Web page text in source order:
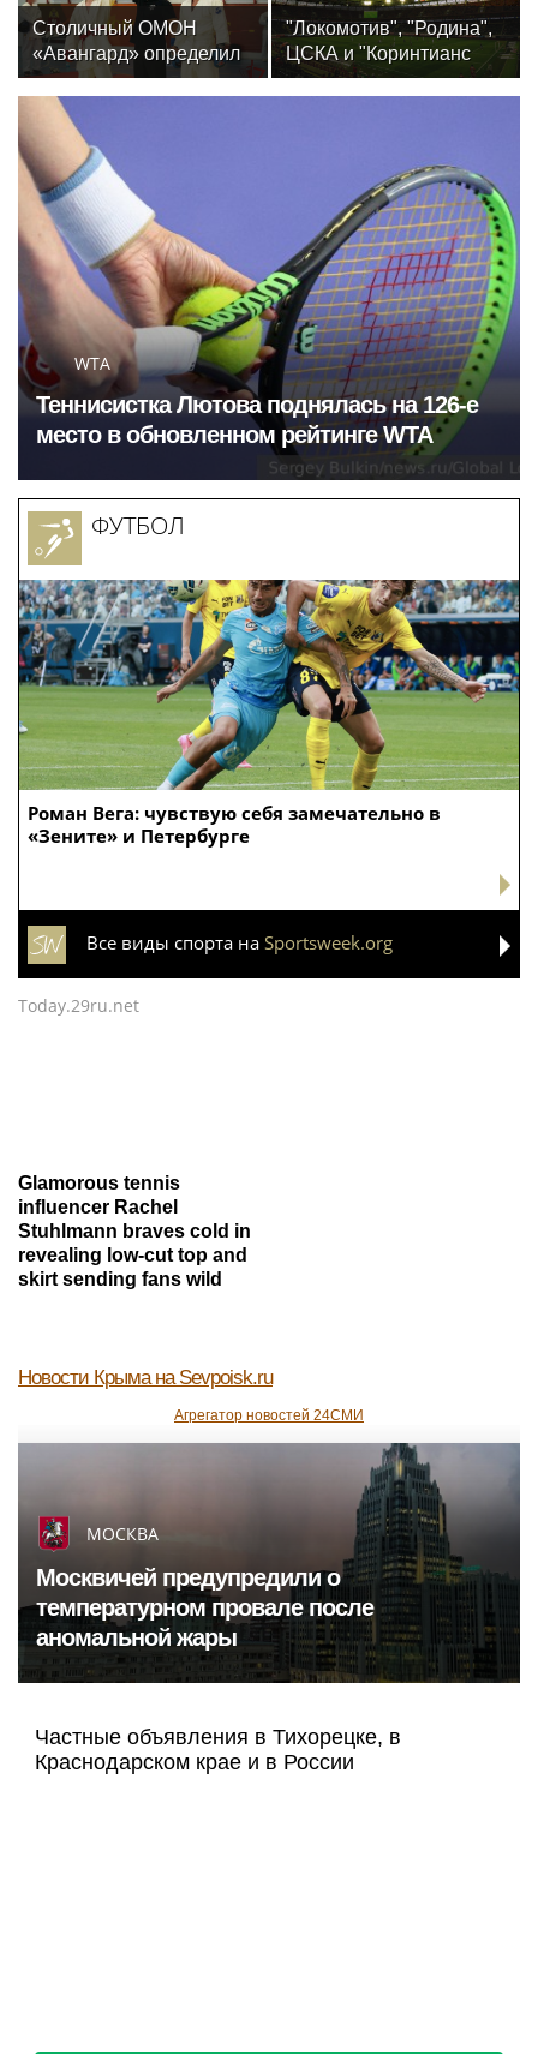
специалистов
индустрии здоровья
Столичный ОМОН
«Авангард» определил
лучших в рукопашном
бою
"Локомотив", "Родина",
ЦСКА и "Коринтианс
Паулиста" разыграют
WTA
Теннисистка Лютова поднялась на 126-е
место в обновленном рейтинге WTA
Роман Вега: чувствую себя замечательно в
«Зените» и Петербурге
ФУТБОЛ
Все виды спорта на Sportsweek.org
Today.29ru.net
Glamorous tennis
influencer Rachel
Stuhlmann braves cold in
revealing low-cut top and
skirt sending fans wild
Новости Крыма на Sevpoisk.ru
Агрегатор новостей 24СМИ
МОСКВА
Москвичей предупредили о
температурном провале после
аномальной жары
Частные объявления в Тихорецке, в
Краснодарском крае и в России